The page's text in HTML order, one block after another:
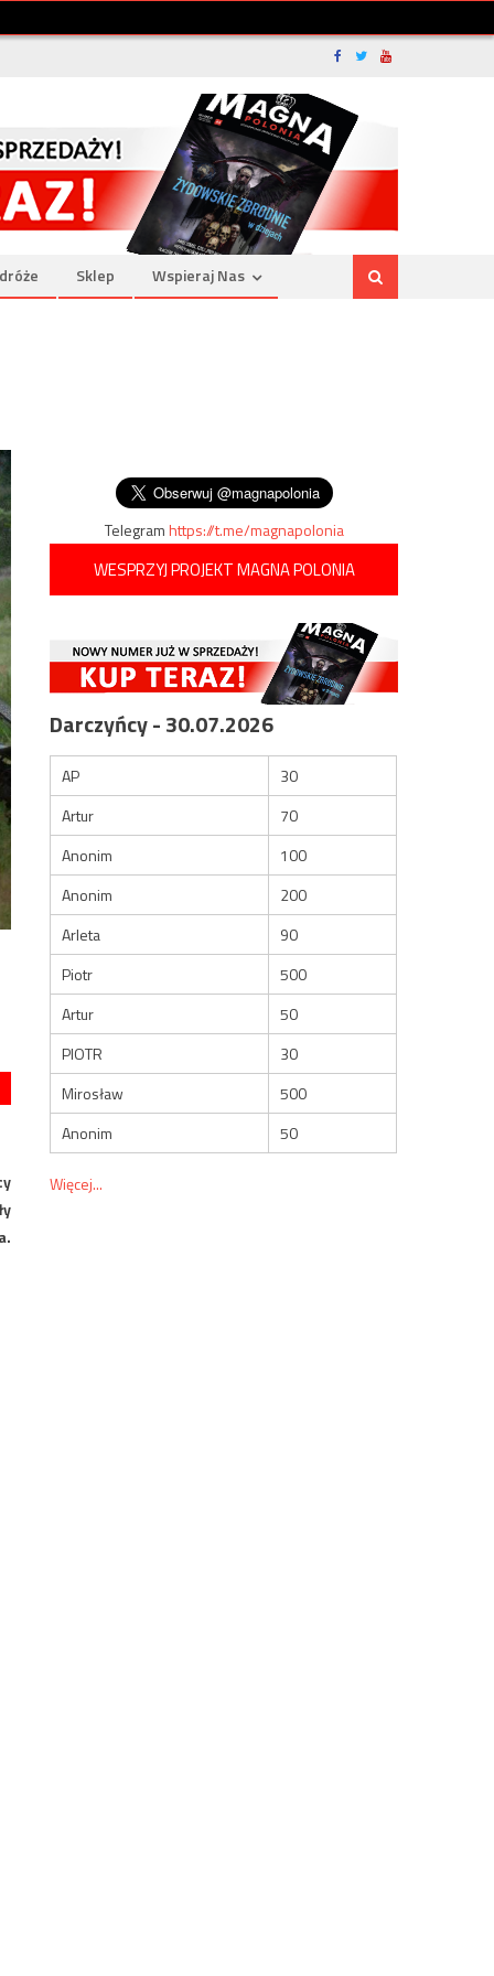
Sklep Wspieraj Nas
Telegramhttps://t.me/magnapolonia
WESPRZYJ PROJEKT MAGNA POLONIA
Darczyńcy - 30.07.2026
AP
30
Artur
70
Anonim
100
Anonim
200
Arleta
90
Piotr
500
Artur
50
PIOTR
30
Mirosław
500
Anonim
50
Więcej...